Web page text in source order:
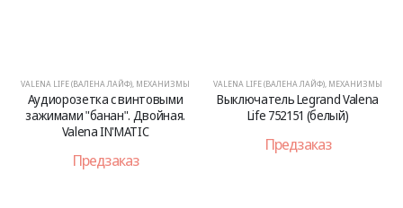
VALENA LIFE (ВАЛЕНА ЛАЙФ), МЕХАНИЗМЫ
Аудиорозетка с винтовыми
зажимами "банан". Двойная.
Valena IN'MATIC
Предзаказ
VALENA LIFE (ВАЛЕНА ЛАЙФ), МЕХАНИЗМЫ
Выключатель Legrand Valena
Life 752151 (белый)
Предзаказ